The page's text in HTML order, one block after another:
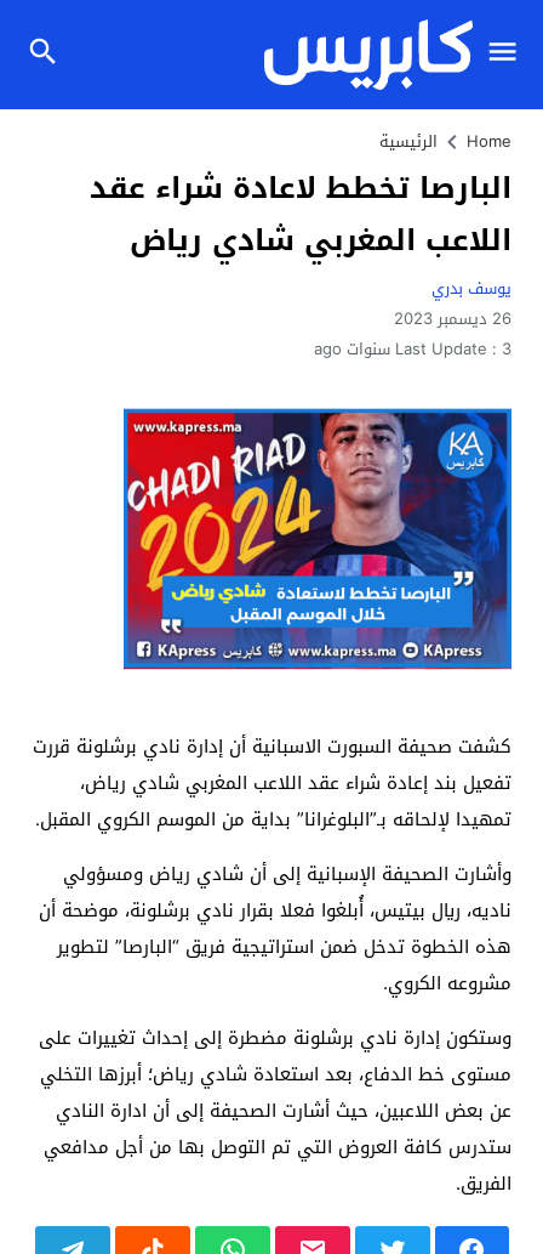
Home الرئيسية
البارصا تخطط لاعادة شراء عقد
اللاعب المغربي شادي رياض
يوسف بدري
26 ديسمبر 2023
Last Update : 3 سنوات ago
كشفت صحيفة السبورت الاسبانية أن إدارة نادي برشلونة قررت
تفعيل بند إعادة شراء عقد اللاعب المغربي شادي رياض،
تمهيدا لإلحاقه بـ”البلوغرانا” بداية من الموسم الكروي المقبل.
وأشارت الصحيفة الإسبانية إلى أن شادي رياض ومسؤولي
ناديه، ريال بيتيس، أُبلغوا فعلا بقرار نادي برشلونة، موضحة أن
هذه الخطوة تدخل ضمن استراتيجية فريق “البارصا” لتطوير
مشروعه الكروي.
وستكون إدارة نادي برشلونة مضطرة إلى إحداث تغييرات على
مستوى خط الدفاع، بعد استعادة شادي رياض؛ أبرزها التخلي
عن بعض اللاعبين، حيث أشارت الصحيفة إلى أن ادارة النادي
ستدرس كافة العروض التي تم التوصل بها من أجل مدافعي
الفريق.